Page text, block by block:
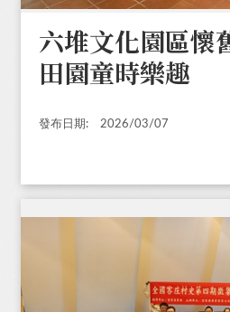
六堆文化園區懷
田園童時樂趣
發布日期: 2026/03/07